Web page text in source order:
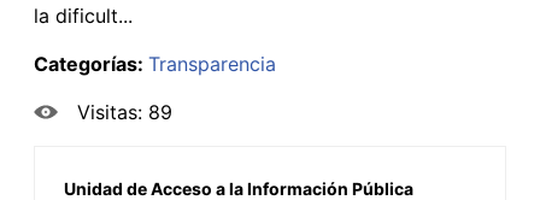
la dificult...
Categorías: Transparencia
Visitas: 89
Unidad de Acceso a la Información Pública